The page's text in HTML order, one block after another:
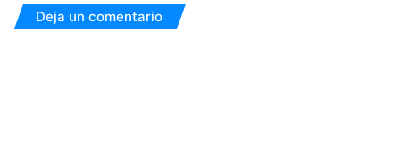
Deja un comentario